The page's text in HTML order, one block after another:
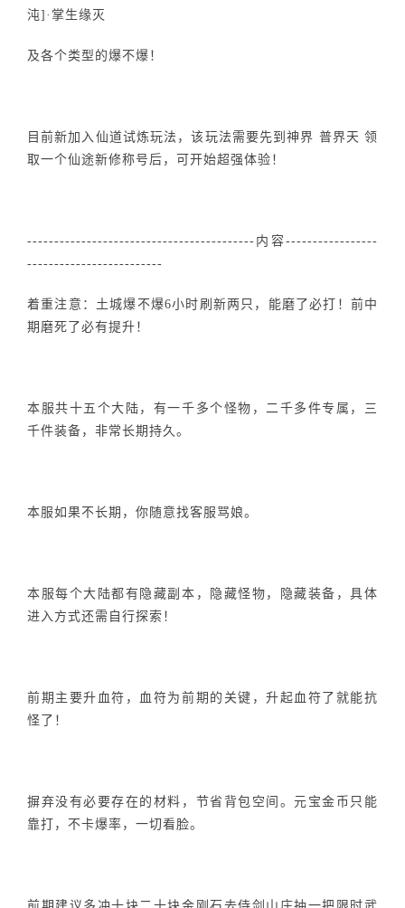
沌]·掌生缘灭
及各个类型的爆不爆！
目前新加入仙道试炼玩法，该玩法需要先到神界 普界天 领
取一个仙途新修称号后，可开始超强体验！
------------------------------------------内容-----------------
-------------------------
着重注意：土城爆不爆6小时刷新两只，能磨了必打！前中
期磨死了必有提升！
本服共十五个大陆，有一千多个怪物，二千多件专属，三
千件装备，非常长期持久。
本服如果不长期，你随意找客服骂娘。
本服每个大陆都有隐藏副本，隐藏怪物，隐藏装备，具体
进入方式还需自行探索！
前期主要升血符，血符为前期的关键，升起血符了就能抗
怪了！
摒弃没有必要存在的材料，节省背包空间。元宝金币只能
靠打，不卡爆率，一切看脸。